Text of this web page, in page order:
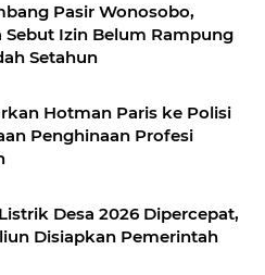
Pasir Wonosobo,
Sebut Izin Belum Rampung
Setahun
Hotman Paris ke Polisi
Penghinaan Profesi
Desa 2026 Dipercepat,
Disiapkan Pemerintah